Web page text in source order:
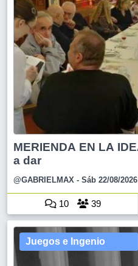
MERIENDA EN LA IDEAL II Nuevo lujo te vas
a dar
@GABRIELMAX - Sáb 22/08/2026
10 39
Juegos e Ingenio